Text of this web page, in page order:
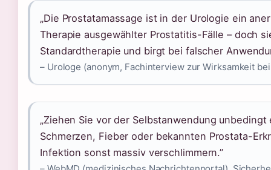
„Die Prostatamassage ist in der Urologie ein
Therapie ausgewählter Prostatitis-Fälle – doch
Standardtherapie und birgt bei falscher
– Urologe (anonym, Fachinterview zur Wirksamkeit
„Ziehen Sie vor der Selbstanwendung
Schmerzen, Fieber oder bekannten Prostata-
Infektion sonst massiv verschlimmern.”